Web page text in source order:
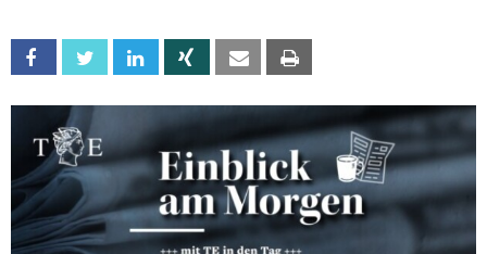
Facebook Twitter Linkedin Xing Email